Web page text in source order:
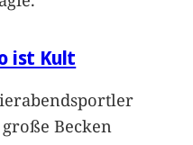
ist Kult
Becken